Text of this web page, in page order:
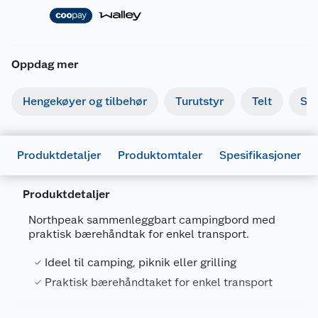
Oppdag mer
Hengekøyer og tilbehør Turutstyr Telt
Produktdetaljer Produktomtaler Spesifikasjoner
Produktdetaljer
Northpeak sammenleggbart campingbord med
praktisk bærehåndtak for enkel transport.
Ideel til camping, piknik eller grilling
Praktisk bærehåndtaket for enkel transport
Artikkelnummer
7070784171381
Leverandørens artikkelnummer
Størrelse
60 X 45 X 60 CM